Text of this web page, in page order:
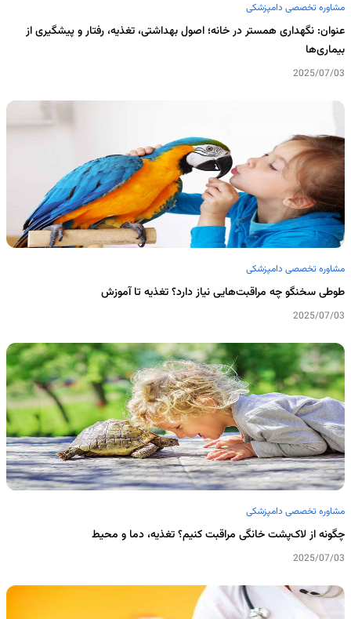
مشاوره تخصصی دامپزشکی
عنوان: نگهداری همستر در خانه؛ اصول بهداشتی، تغذیه، رفتار و پیشگیری از
بیماری‌ها
2025/07/03
مشاوره تخصصی دامپزشکی
طوطی سخنگو چه مراقبت‌هایی نیاز دارد؟ تغذیه تا آموزش
2025/07/03
مشاوره تخصصی دامپزشکی
چگونه از لاک‌پشت خانگی مراقبت کنیم؟ تغذیه، دما و محیط
2025/07/03